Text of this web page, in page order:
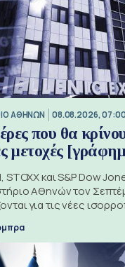
ΑΘΗΝΩΝ 08.08.2026, 07:00
που θα
μετοχές
STOXX και S&P Dow
Αθηνών τον
για τις νέες